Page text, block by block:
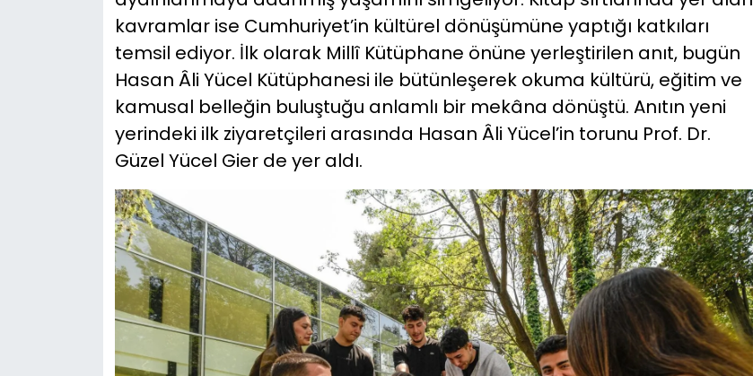
kavramlar ise Cumhuriyet’in kültürel dönüşümüne yaptığı katkıları
temsil ediyor. İlk olarak Millî Kütüphane önüne yerleştirilen anıt, bugün
Hasan Âli Yücel Kütüphanesi ile bütünleşerek okuma kültürü, eğitim ve
kamusal belleğin buluştuğu anlamlı bir mekâna dönüştü. Anıtın yeni
yerindeki ilk ziyaretçileri arasında Hasan Âli Yücel’in torunu Prof. Dr.
Güzel Yücel Gier de yer aldı.